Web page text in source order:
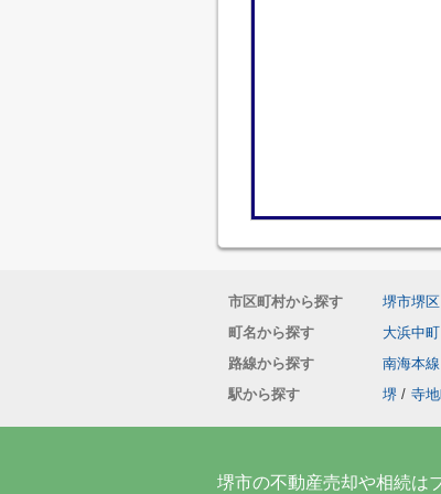
市区町村から探す 堺市堺区
町名から探す
大浜中町
路線から探す
南海本線
駅から探す
堺 / 寺
堺市の不動産売却や相続は